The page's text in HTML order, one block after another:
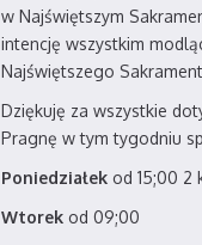
w Najświętszym
intencję wszystkim
Najświętszego
Dziękuję za wszystkie
Pragnę w tym tygodniu
Poniedziałek od 15;00 2
Wtorek od 09;00